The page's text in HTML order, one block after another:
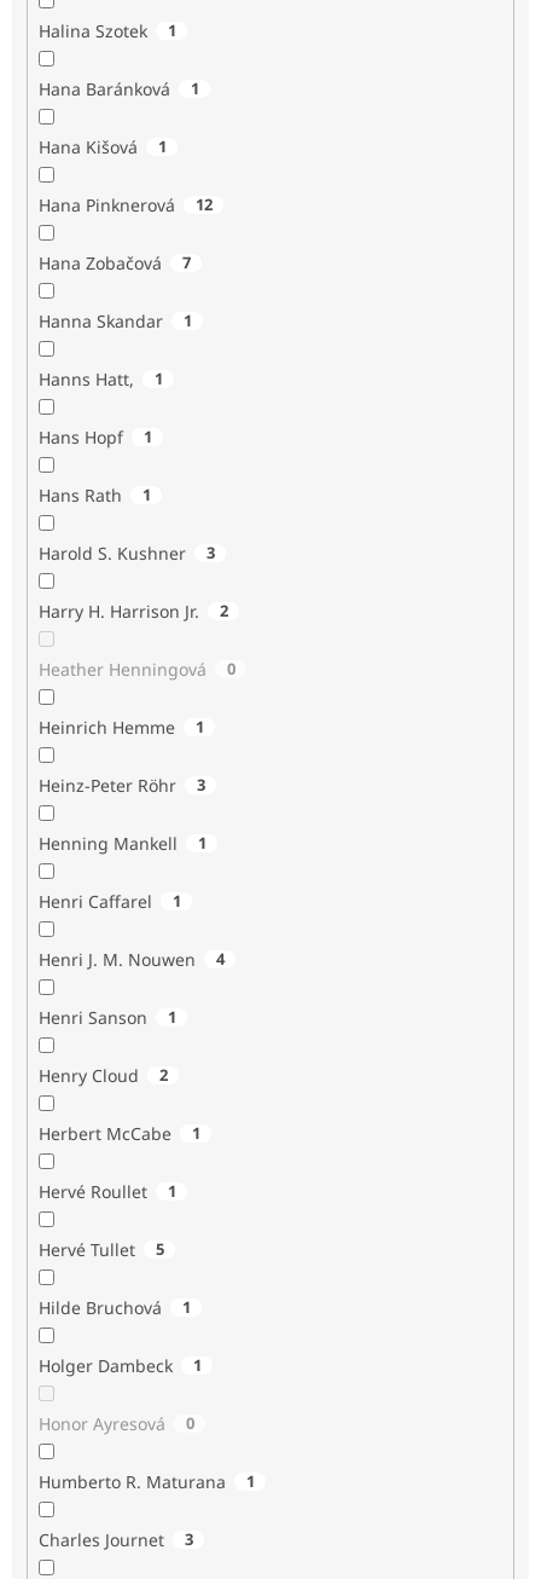
Halina Szotek 1
Hana Baránková 1
Hana Kišová 1
Hana Pinknerová 12
Hana Zobačová 7
Hanna Skandar 1
Hanns Hatt, 1
Hans Hopf 1
Hans Rath 1
Harold S. Kushner 3
Harry H. Harrison Jr. 2
Heather Henningová 0
Heinrich Hemme 1
Heinz-Peter Röhr 3
Henning Mankell 1
Henri Caffarel 1
Henri J. M. Nouwen 4
Henri Sanson 1
Henry Cloud 2
Herbert McCabe 1
Hervé Roullet 1
Hervé Tullet 5
Hilde Bruchová 1
Holger Dambeck 1
Honor Ayresová 0
Humberto R. Maturana 1
Charles Journet 3